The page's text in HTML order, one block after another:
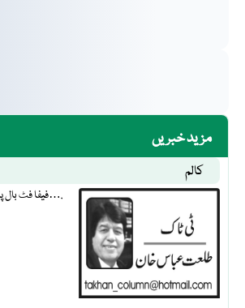
مزید خبریں
کالم
فیفا فٹ بال پاکستان کا مگر….